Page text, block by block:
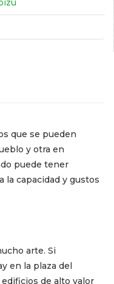
que se pueden
y otra en
puede tener
la capacidad y gustos
arte. Si
en la plaza del
de alto valor